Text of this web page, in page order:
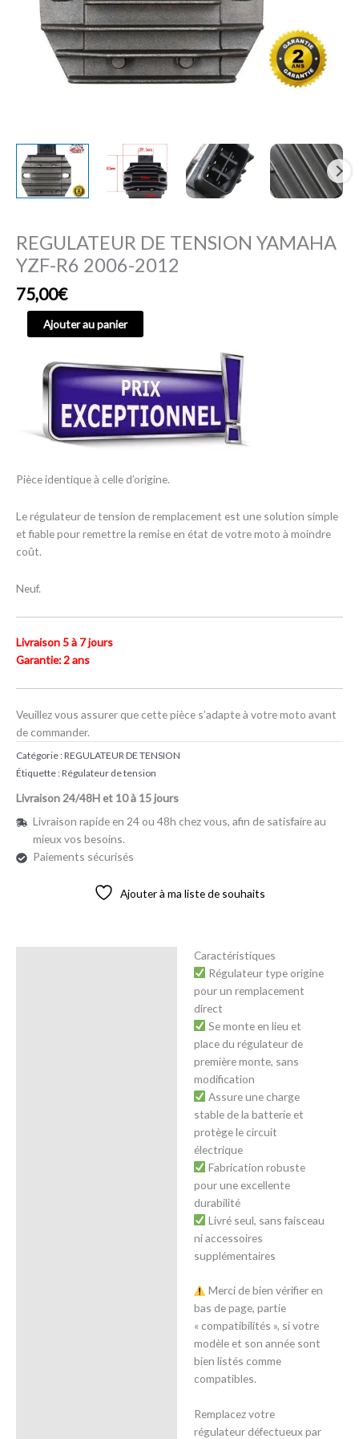
REGULATEUR DE TENSION YAMAHA
YZF-R6 2006-2012
75,00€
Ajouter au panier
Pièce identique à celle d’origine.
Le régulateur de tension de remplacement est une solution simple
et fiable pour remettre la remise en état de votre moto à moindre
coût.
Neuf.
Livraison 5 à 7 jours
Garantie: 2 ans
Veuillez vous assurer que cette pièce s’adapte à votre moto avant
de commander.
Catégorie :REGULATEUR DE TENSION
Étiquette :Régulateur de tension
Livraison 24/48H et 10 à 15 jours
Livraison rapide en 24 ou 48h chez vous, afin de satisfaire au
mieux vos besoins.
Paiements sécurisés
Ajouter à ma liste de souhaits
Caractéristiques
Régulateur type origine
pour un remplacement
direct
Se monte en lieu et
place du régulateur de
première monte, sans
modification
Assure une charge
stable de la batterie et
protège le circuit
électrique
Fabrication robuste
pour une excellente
durabilité
Livré seul, sans faisceau
ni accessoires
supplémentaires
Merci de bien vérifier en
bas de page, partie
« compatibilités », si votre
modèle et son année sont
bien listés comme
compatibles.
Remplacez votre
régulateur défectueux par